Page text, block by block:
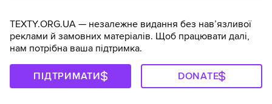
TEXTY.ORG.UA — незалежне видання без навʼязливої
реклами й замовних матеріалів. Щоб працювати далі,
нам потрібна ваша підтримка.
ПІДТРИМАТИ DONATE